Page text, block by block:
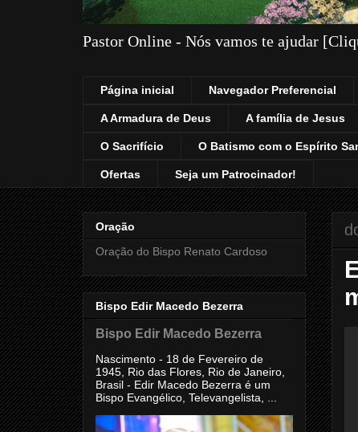
Pastor Online - Nós vamos te ajudar
Página inicial Navegador Preferencial
A Armadura de Deus A família de Jesus
O Sacrifício O Batismo com o Espírito
Ofertas Seja um Patrocinador!
Oração
Oração do Bispo Renato Cardoso
Bispo Edir Macedo Bezerra
Bispo Edir Macedo Bezerra
Nascimento - 18 de Fevereiro de
1945, Rio das Flores, Rio de Janeiro,
Brasil - Edir Macedo Bezerra é um
Bispo Evangélico, Televangelista, ...